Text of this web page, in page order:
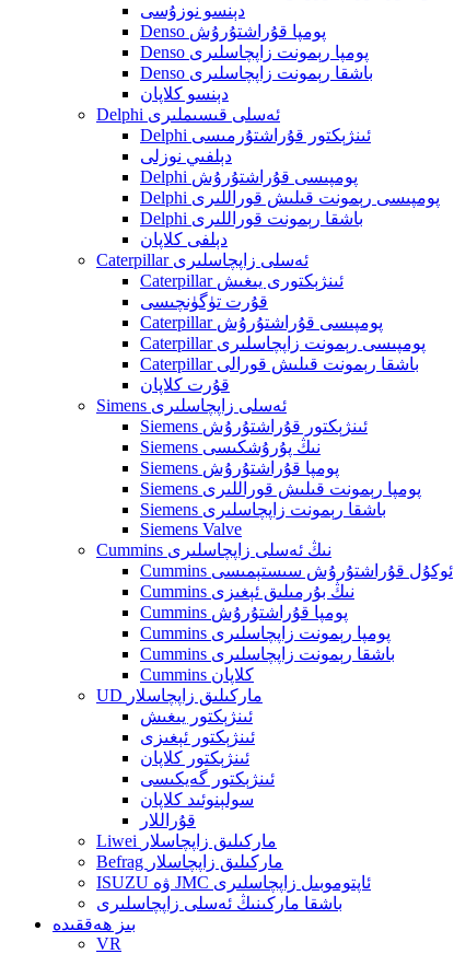
دېنسو نوزۇسى
Denso پومپا قۇراشتۇرۇش
Denso پومپا رېمونت زاپچاسلىرى
Denso باشقا رېمونت زاپچاسلىرى
دېنسو كلاپان
Delphi ئەسلى قىسىملىرى
Delphi ئىنژېكتور قۇراشتۇرمىسى
دېلفىي نوزلى
Delphi پومپىسى قۇراشتۇرۇش
Delphi پومپىسى رېمونت قىلىش قوراللىرى
Delphi باشقا رېمونت قوراللىرى
دېلفى كلاپان
Caterpillar ئەسلى زاپچاسلىرى
Caterpillar ئىنژېكتورى يىغىش
قۇرت تۈگۈنچىسى
Caterpillar پومپىسى قۇراشتۇرۇش
Caterpillar پومپىسى رېمونت زاپچاسلىرى
Caterpillar باشقا رېمونت قىلىش قورالى
قۇرت كلاپان
Simens ئەسلى زاپچاسلىرى
Siemens ئىنژېكتور قۇراشتۇرۇش
Siemens نىڭ پۇرۇشكىسى
Siemens پومپا قۇراشتۇرۇش
Siemens پومپا رېمونت قىلىش قوراللىرى
Siemens باشقا رېمونت زاپچاسلىرى
Siemens Valve
Cummins نىڭ ئەسلى زاپچاسلىرى
Cummins ئوكۇل قۇراشتۇرۇش سىستېمىسى
Cummins نىڭ بۇرمىلىق ئېغىزى
Cummins پومپا قۇراشتۇرۇش
Cummins پومپا رېمونت زاپچاسلىرى
Cummins باشقا رېمونت زاپچاسلىرى
Cummins كلاپان
UD ماركىلىق زاپچاسلار
ئىنژېكتور يىغىش
ئىنژېكتور ئېغىزى
ئىنژېكتور كلاپان
ئىنژېكتور گەيكىسى
سولېنوئىد كلاپان
قۇراللار
Liwei ماركىلىق زاپچاسلار
Befrag ماركىلىق زاپچاسلار
ISUZU ۋە JMC ئاپتوموبىل زاپچاسلىرى
باشقا ماركىنىڭ ئەسلى زاپچاسلىرى
بىز ھەققىدە
VR